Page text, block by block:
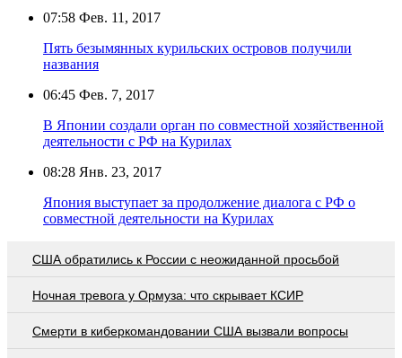
07:58 Фев. 11, 2017
Пять безымянных курильских островов получили
названия
06:45 Фев. 7, 2017
В Японии создали орган по совместной хозяйственной
деятельности с РФ на Курилах
08:28 Янв. 23, 2017
Япония выступает за продолжение диалога с РФ о
совместной деятельности на Курилах
США обратились к России с неожиданной просьбой
Ночная тревога у Ормуза: что скрывает КСИР
Смерти в киберкомандовании США вызвали вопросы